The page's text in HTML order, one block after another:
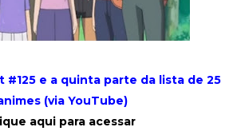
#125 e a quinta parte da lista de 25
(via YouTube)
aqui para acessar